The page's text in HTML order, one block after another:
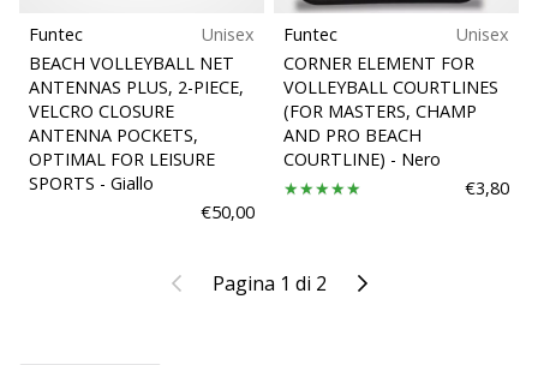
Funtec
Unisex
BEACH VOLLEYBALL NET
ANTENNAS PLUS, 2-PIECE,
VELCRO CLOSURE
ANTENNA POCKETS,
OPTIMAL FOR LEISURE
SPORTS - Giallo
€50,00
Funtec
Unisex
CORNER ELEMENT FOR
VOLLEYBALL COURTLINES
(FOR MASTERS, CHAMP
AND PRO BEACH
COURTLINE) - Nero
€3,80
Precedente
Pagina 1 di 2 Il prossimo